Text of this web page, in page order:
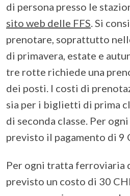
di persona presso le
sito web delle FFS. Si
prenotare, soprattutto
di primavera, estate e
tre rotte richiede una
dei posti. I costi di
sia per i biglietti di prima
di seconda classe. Per
previsto il pagamento di 9
Per ogni tratta ferroviaria
previsto un costo di 30